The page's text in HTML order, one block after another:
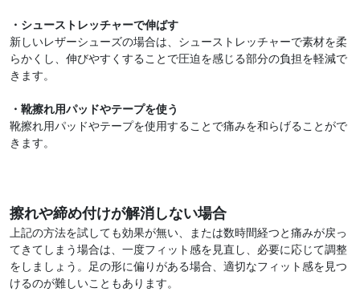
・シューストレッチャーで伸ばす
新しいレザーシューズの場合は、シューストレッチャーで素材を柔
らかくし、伸びやすくすることで圧迫を感じる部分の負担を軽減で
きます。
・靴擦れ用パッドやテープを使う
靴擦れ用パッドやテープを使用することで痛みを和らげることがで
きます。
擦れや締め付けが解消しない場合
上記の方法を試しても効果が無い、または数時間経つと痛みが戻っ
てきてしまう場合は、一度フィット感を見直し、必要に応じて調整
をしましょう。足の形に偏りがある場合、適切なフィット感を見つ
けるのが難しいこともあります。